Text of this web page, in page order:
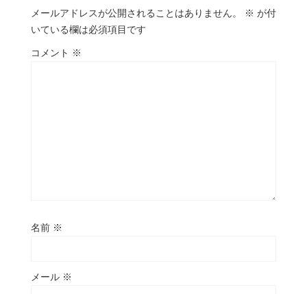
メールアドレスが公開されることはありません。 ※ が付
いている欄は必須項目です
コメント ※
名前 ※
メール ※